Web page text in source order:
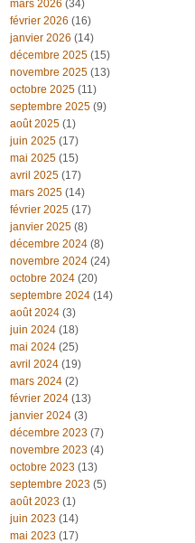
mars 2026 (34)
février 2026 (16)
janvier 2026 (14)
décembre 2025 (15)
novembre 2025 (13)
octobre 2025 (11)
septembre 2025 (9)
août 2025 (1)
juin 2025 (17)
mai 2025 (15)
avril 2025 (17)
mars 2025 (14)
février 2025 (17)
janvier 2025 (8)
décembre 2024 (8)
novembre 2024 (24)
octobre 2024 (20)
septembre 2024 (14)
août 2024 (3)
juin 2024 (18)
mai 2024 (25)
avril 2024 (19)
mars 2024 (2)
février 2024 (13)
janvier 2024 (3)
décembre 2023 (7)
novembre 2023 (4)
octobre 2023 (13)
septembre 2023 (5)
août 2023 (1)
juin 2023 (14)
mai 2023 (17)